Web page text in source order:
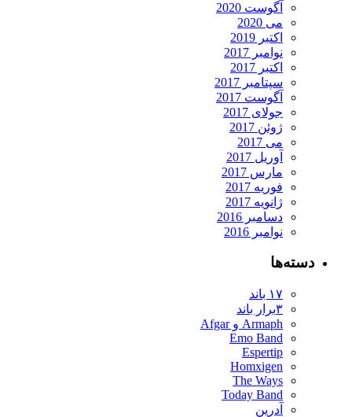
آگوست 2020
می 2020
اکتبر 2019
نوامبر 2017
اکتبر 2017
سپتامبر 2017
آگوست 2017
جولای 2017
ژوئن 2017
می 2017
آوریل 2017
مارس 2017
فوریه 2017
ژانویه 2017
دسامبر 2016
نوامبر 2016
دسته‌ها
Armaph و Afgar
Emo Band
Espertip
Homxigen
The Ways
Today Band
آدرین